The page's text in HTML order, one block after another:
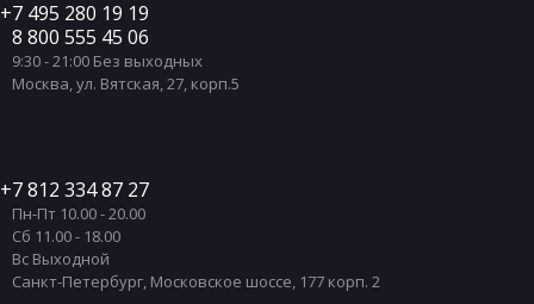
7 495 280 19 19
8 800 555 45 06
9:30 - 21:00 Без выходных
Москва,ул. Вятская, 27, корп.5
7 812 334 87 27
Пн-Пт 10.00 - 20.00
Сб 11.00 - 18.00
Вс Выходной
Санкт-Петербург, Московское шоссе, 177 корп. 2